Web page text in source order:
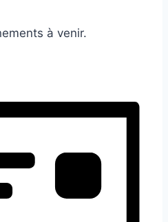
à venir.